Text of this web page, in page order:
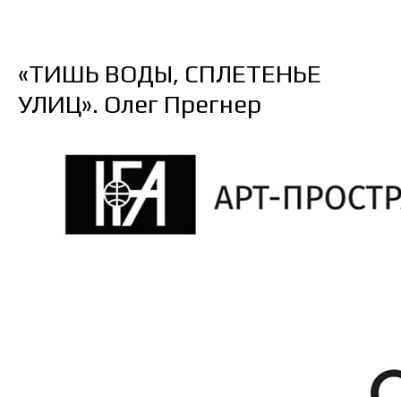
«ТИШЬ ВОДЫ, СПЛЕТЕНЬЕ
УЛИЦ». Олег Прегнер